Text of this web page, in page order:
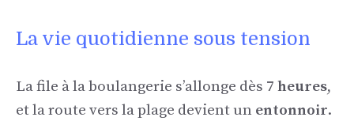
La vie quotidienne sous tension
La file à la boulangerie s’allonge dès 7 heures,
et la route vers la plage devient un entonnoir.